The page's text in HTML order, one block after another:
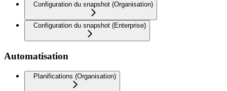
Configuration du snapshot (Organisation)
Configuration du snapshot (Enterprise)
Automatisation
Planifications (Organisation)